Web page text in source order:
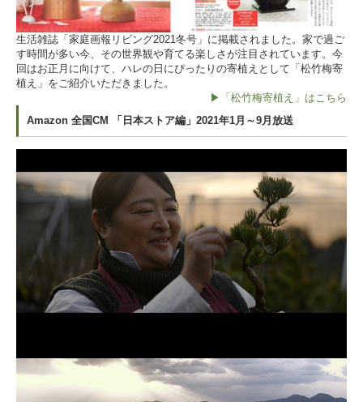
生活雑誌「家庭画報リビング2021冬号」に掲載されました。家で過ご
す時間が多い今、その世界観や育てる楽しさが注目されています。今
回はお正月に向けて、ハレの日にぴったりの寄植えとして「松竹梅寄
植え」をご紹介いただきました。
▶「松竹梅寄植え」はこちら
Amazon 全国CM 「日本ストア編」2021年1月～9月放送